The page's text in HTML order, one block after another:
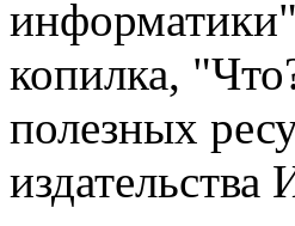
копилка,
полезных